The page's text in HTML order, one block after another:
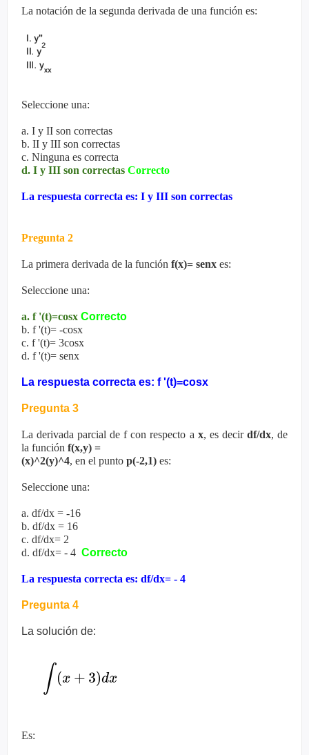
La notación de la segunda derivada de una función es:
Seleccione una:
a. I y II son correctas
b. II y III son correctas
c. Ninguna es correcta
d. I y III son correctas Correcto
La respuesta correcta es: I y III son correctas
Pregunta 2
La primera derivada de la función f(x)= senx es:
Seleccione una:
a. f '(t)=cosx Correcto
b. f '(t)= -cosx
c. f '(t)= 3cosx
d. f '(t)= senx
La respuesta correcta es: f '(t)=cosx
Pregunta 3
La derivada parcial de f con respecto a x, es decir df/dx, de
la función f(x,y) =
(x)^2(y)^4, en el punto p(-2,1) es:
Seleccione una:
a. df/dx = -16
b. df/dx = 16
c. df/dx= 2
d. df/dx= - 4 Correcto
La respuesta correcta es: df/dx= - 4
Pregunta 4
La solución de:
Es: